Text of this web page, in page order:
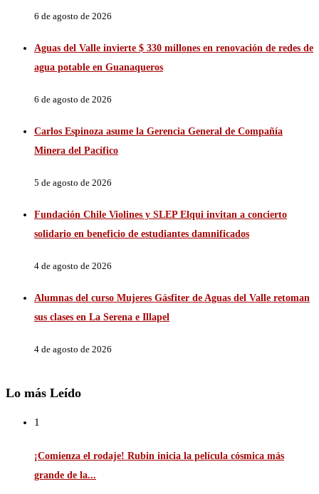
6 de agosto de 2026
Aguas del Valle invierte $ 330 millones en renovación de redes de
agua potable en Guanaqueros
6 de agosto de 2026
Carlos Espinoza asume la Gerencia General de Compañía
Minera del Pacífico
5 de agosto de 2026
Fundación Chile Violines y SLEP Elqui invitan a concierto
solidario en beneficio de estudiantes damnificados
4 de agosto de 2026
Alumnas del curso Mujeres Gásfiter de Aguas del Valle retoman
sus clases en La Serena e Illapel
4 de agosto de 2026
Lo más Leído
1
¡Comienza el rodaje! Rubin inicia la película cósmica más
grande de la...